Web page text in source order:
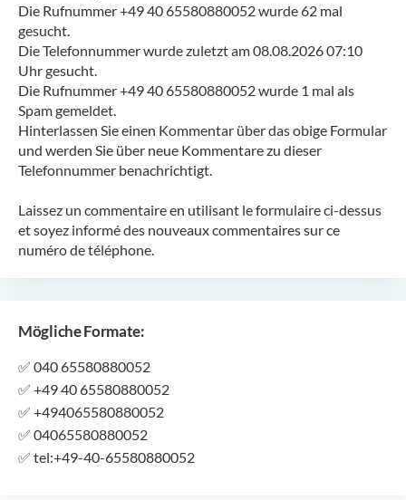
Die Rufnummer +49 40 65580880052 wurde 62 mal
gesucht.
Die Telefonnummer wurde zuletzt am 08.08.2026 07:10
Uhr gesucht.
Die Rufnummer +49 40 65580880052 wurde 1 mal als
Spam gemeldet.
Hinterlassen Sie einen Kommentar über das obige Formular
und werden Sie über neue Kommentare zu dieser
Telefonnummer benachrichtigt.
Laissez un commentaire en utilisant le formulaire ci-dessus
et soyez informé des nouveaux commentaires sur ce
numéro de téléphone.
Mögliche Formate:
✅ 040 65580880052
✅ +49 40 65580880052
✅ +494065580880052
✅ 04065580880052
✅ tel:+49-40-65580880052